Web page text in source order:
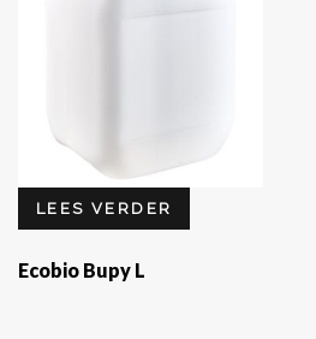
LEES VERDER
Ecobio Bupy L